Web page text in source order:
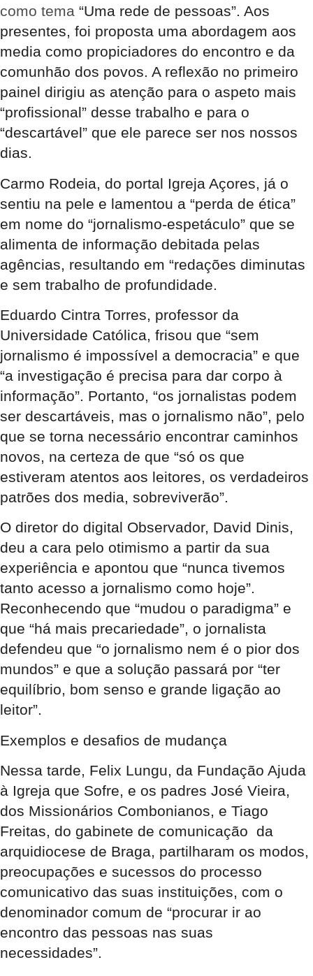
como tema “Uma rede de pessoas”. Aos
presentes, foi proposta uma abordagem aos
media como propiciadores do encontro e da
comunhão dos povos. A reflexão no primeiro
painel dirigiu as atenção para o aspeto mais
“profissional” desse trabalho e para o
“descartável” que ele parece ser nos nossos
dias.
Carmo Rodeia, do portal Igreja Açores, já o
sentiu na pele e lamentou a “perda de ética”
em nome do “jornalismo-espetáculo” que se
alimenta de informação debitada pelas
agências, resultando em “redações diminutas
e sem trabalho de profundidade.
Eduardo Cintra Torres, professor da
Universidade Católica, frisou que “sem
jornalismo é impossível a democracia” e que
“a investigação é precisa para dar corpo à
informação”. Portanto, “os jornalistas podem
ser descartáveis, mas o jornalismo não”, pelo
que se torna necessário encontrar caminhos
novos, na certeza de que “só os que
estiveram atentos aos leitores, os verdadeiros
patrões dos media, sobreviverão”.
O diretor do digital Observador, David Dinis,
deu a cara pelo otimismo a partir da sua
experiência e apontou que “nunca tivemos
tanto acesso a jornalismo como hoje”.
Reconhecendo que “mudou o paradigma” e
que “há mais precariedade”, o jornalista
defendeu que “o jornalismo nem é o pior dos
mundos” e que a solução passará por “ter
equilíbrio, bom senso e grande ligação ao
leitor”.
Exemplos e desafios de mudança
Nessa tarde, Felix Lungu, da Fundação Ajuda
à Igreja que Sofre, e os padres José Vieira,
dos Missionários Combonianos, e Tiago
Freitas, do gabinete de comunicação da
arquidiocese de Braga, partilharam os modos,
preocupações e sucessos do processo
comunicativo das suas instituições, com o
denominador comum de “procurar ir ao
encontro das pessoas nas suas
necessidades”.